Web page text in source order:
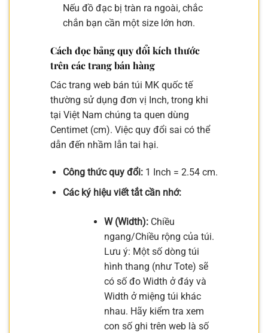
Nếu đồ đạc bị tràn ra ngoài, chắc
chắn bạn cần một size lớn hơn.
Cách đọc bảng quy đổi kích thước
trên các trang bán hàng
Các trang web bán túi MK quốc tế
thường sử dụng đơn vị Inch, trong khi
tại Việt Nam chúng ta quen dùng
Centimet (cm). Việc quy đổi sai có thể
dẫn đến nhầm lẫn tai hại.
Công thức quy đổi:1 Inch = 2.54 cm.
Các ký hiệu viết tắt cần nhớ:
W (Width):Chiều
ngang/Chiều rộng của túi.
Lưu ý: Một số dòng túi
hình thang (như Tote) sẽ
có số đo Width ở đáy và
Width ở miệng túi khác
nhau. Hãy kiểm tra xem
con số ghi trên web là số